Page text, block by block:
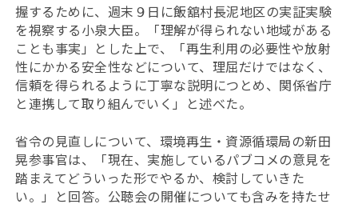
握するために、週末９日に飯舘村長泥地区の実証実験
を視察する小泉大臣。「理解が得られない地域がある
ことも事実」とした上で、「再生利用の必要性や放射
性にかかる安全性などについて、理屈だけではなく、
信頼を得られるように丁寧な説明につとめ、関係省庁
と連携して取り組んでいく」と述べた。
省令の見直しについて、環境再生・資源循環局の新田
晃参事官は、「現在、実施しているパブコメの意見を
踏まえてどういった形でやるか、検討していきた
い。」と回答。公聴会の開催についても含みを持たせ